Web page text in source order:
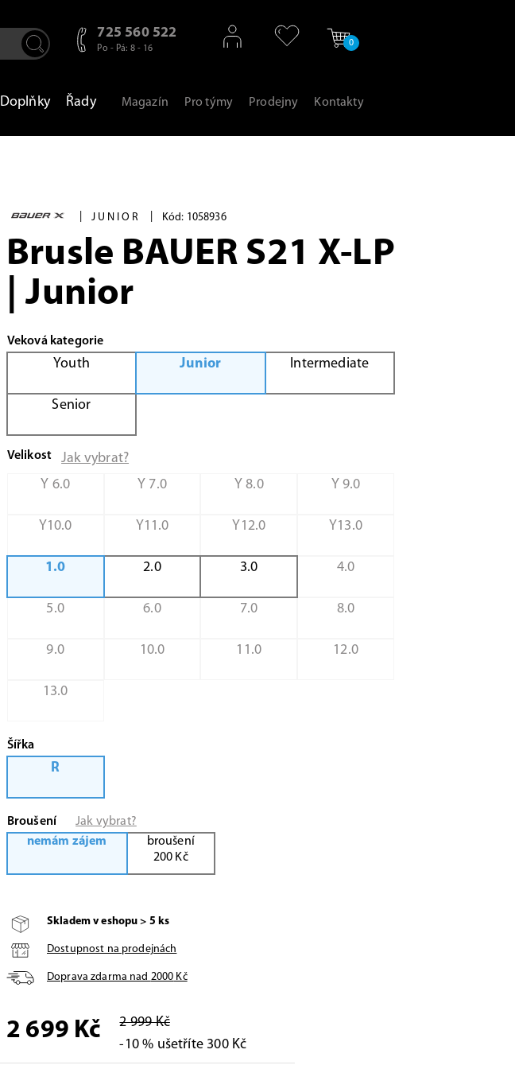
725 560 522
Po - Pá: 8 - 16
0
Doplňky Řady Magazín Pro týmy Prodejny Kontakty
JUNIOR Kód: 1058936
Brusle BAUER S21 X-LP
| Junior
Veková kategorie
Youth Junior Intermediate
Senior
Velikost
Jak vybrat?
Y 6.0
Y 7.0 Y 8.0 Y 9.0
Y10.0 Y11.0 Y12.0 Y13.0
1.0 2.0 3.0 4.0
5.0 6.0 7.0 8.0
9.0 10.0 11.0 12.0
13.0
Šířka
R
Broušení
Jak vybrat?
nemám zájem
broušení
200 Kč
Skladem v eshopu > 5 ks
Dostupnost na prodejnách
Doprava zdarma nad 2000 Kč
2 699 Kč
2 999 Kč
-10 % ušetříte 300 Kč